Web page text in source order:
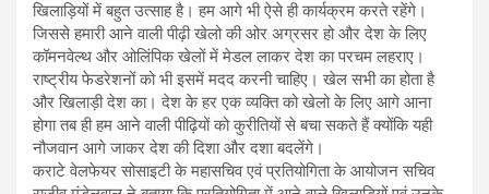
खिलाड़ियों में बहुत उत्साह है। हम आगे भी ऐसे ही कार्यक्रम करते रहेंगे।
जिससे हमारी आने वाली पीढ़ी खेलो की ओर अग्रसर हो और देश के लिए
कॉमनवेल्थ और ओलिंपिक खेलों में मेडल लाकर देश का परचम लहराए।
राष्ट्रीय फेडरेशनों को भी इसमें मदद करनी चाहिए। खेल सभी का होता है
और खिलाड़ी देश का। देश के हर एक व्यक्ति को खेलो के लिए आगे आना
होगा तब ही हम आने वाली पीढ़ियों को कुरीतियों से बचा सकते हैं क्योंकि यही
नौजवान आगे जाकर देश की दिशा और दशा बदलेंगे।
कराटे वेलफेयर सोसाइटी के महासचिव एवं प्रतियोगिता के आयोजन सचिव